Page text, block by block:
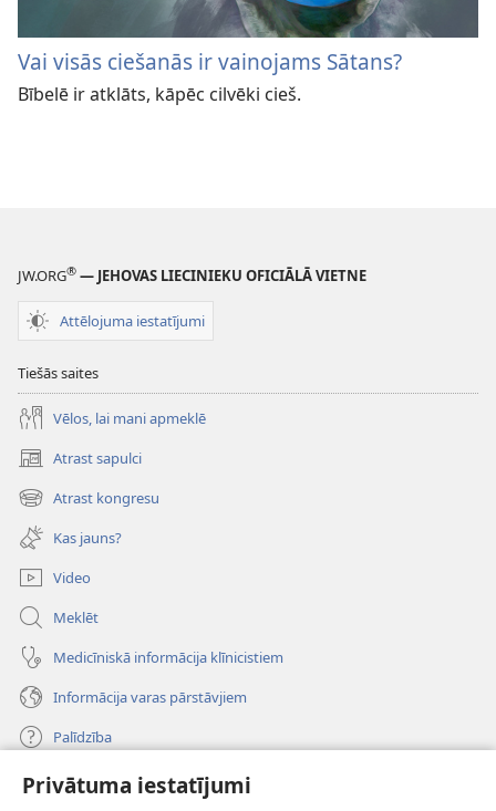
Privātuma iestatījumi
Vai visās ciešanās ir vainojams Sātans?
Bībelē ir atklāts, kāpēc cilvēki cieš.
JW.ORG® — JEHOVAS LIECINIEKU OFICIĀLĀ VIETNE
Attēlojuma iestatījumi
Tiešās saites
Vēlos, lai mani apmeklē
Atrast sapulci
(opens
new
window)
Atrast kongresu
(opens
new
window)
Kas jauns?
Video
Meklēt
Medicīniskā informācija klīnicistiem
Informācija varas pārstāvjiem
Palīdzība
Ziedojumi